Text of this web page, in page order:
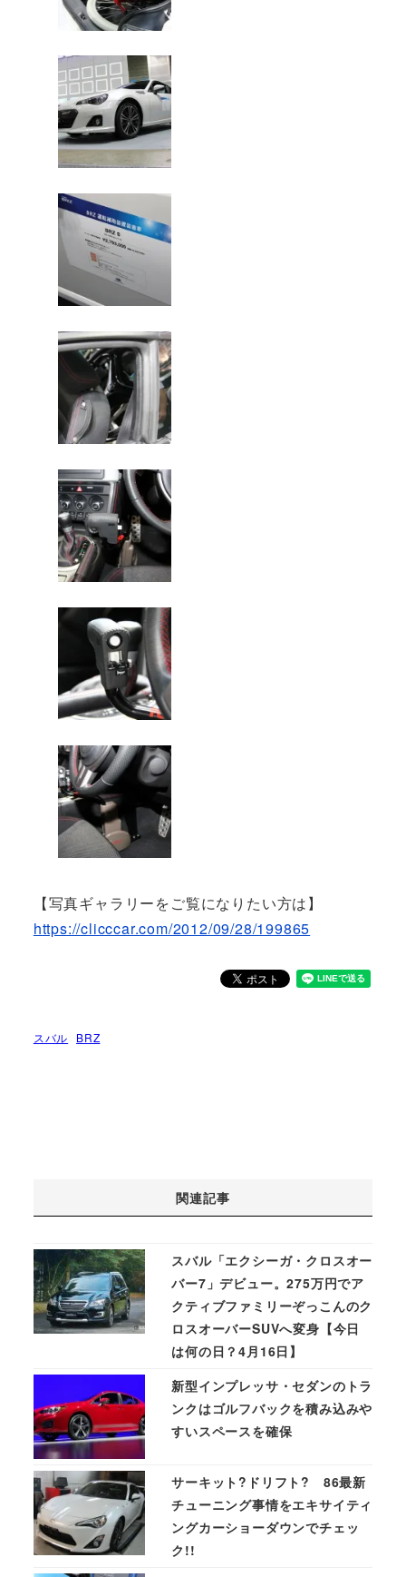
【写真ギャラリーをご覧になりたい方は】
https://clicccar.com/2012/09/28/199865
スバル BRZ
関連記事
スバル「エクシーガ・クロスオー
バー7」デビュー。275万円でア
クティブファミリーぞっこんのク
ロスオーバーSUVへ変身【今日
は何の日？4月16日】
新型インプレッサ・セダンのトラ
ンクはゴルフバックを積み込みや
すいスペースを確保
サーキット?ドリフト? 86最新
チューニング事情をエキサイティ
ングカーショーダウンでチェッ
ク!!